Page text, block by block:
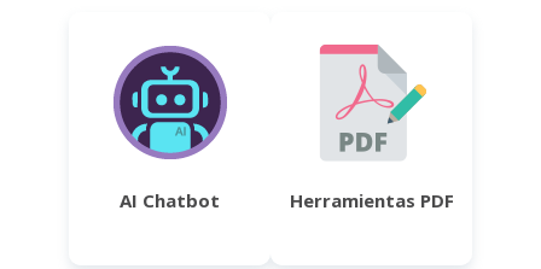
AI Chatbot Herramientas PDF